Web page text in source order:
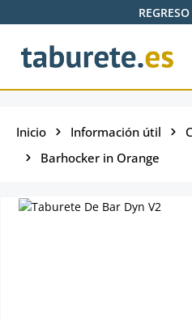
Saltar al contenido principal
Inicio Información útil
Barhocker in Orange